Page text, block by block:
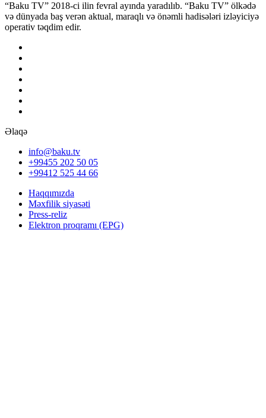
“Baku TV” 2018-ci ilin fevral ayında yaradılıb. “Baku TV” ölkədə
və dünyada baş verən aktual, maraqlı və önəmli hadisələri izləyiciyə
operativ təqdim edir.
Əlaqə
info@baku.tv
+99455 202 50 05
+99412 525 44 66
Haqqımızda
Məxfilik siyasəti
Press-reliz
Elektron proqramı (EPG)